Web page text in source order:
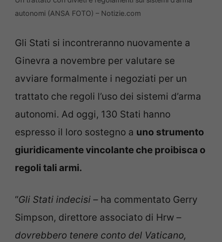
autonomi (ANSA FOTO) – Notizie.com
Gli Stati si incontreranno nuovamente a
Ginevra a novembre per valutare se
avviare formalmente i negoziati per un
trattato che regoli l’uso dei sistemi d’arma
autonomi. Ad oggi, 130 Stati hanno
espresso il loro sostegno a uno strumento
giuridicamente vincolante che proibisca o
regoli tali armi.
“Gli Stati indecisi – ha commentato Gerry
Simpson, direttore associato di Hrw –
dovrebbero tenere conto del Vaticano,